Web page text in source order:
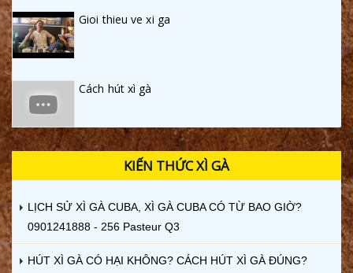
Gioi thieu ve xi ga
Cách hút xì gà
KIẾN THỨC XÌ GÀ
LỊCH SỬ XÌ GÀ CUBA, XÌ GÀ CUBA CÓ TỪ BAO GIỜ?
0901241888 - 256 Pasteur Q3
HÚT XÌ GÀ CÓ HẠI KHÔNG? CÁCH HÚT XÌ GÀ ĐÚNG?